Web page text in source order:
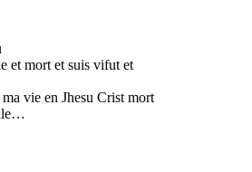
et mort et suis vifut et
vie en Jhesu Crist mort